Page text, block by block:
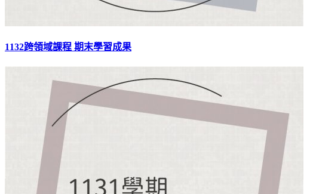
1132跨領域課程 期末學習成果